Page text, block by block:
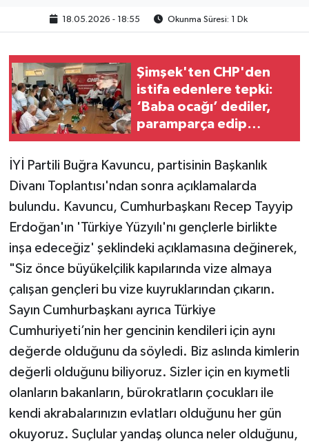
18.05.2026 - 18:55 Okunma Süresi: 1 Dk
Şimşek'ten CHP'den
istifa edenlere tepki:
‘Baba ocağı’ dediler,
paramparça edip
gittiler!
İYİ Partili Buğra Kavuncu, partisinin Başkanlık
Divanı Toplantısı'ndan sonra açıklamalarda
bulundu. Kavuncu, Cumhurbaşkanı Recep Tayyip
Erdoğan'ın 'Türkiye Yüzyılı'nı gençlerle birlikte
inşa edeceğiz' şeklindeki açıklamasına değinerek,
"Siz önce büyükelçilik kapılarında vize almaya
çalışan gençleri bu vize kuyruklarından çıkarın.
Sayın Cumhurbaşkanı ayrıca Türkiye
Cumhuriyeti’nin her gencinin kendileri için aynı
değerde olduğunu da söyledi. Biz aslında kimlerin
değerli olduğunu biliyoruz. Sizler için en kıymetli
olanların bakanların, bürokratların çocukları ile
kendi akrabalarınızın evlatları olduğunu her gün
okuyoruz. Suçlular yandaş olunca neler olduğunu,
2024 Seçim Sonuçları